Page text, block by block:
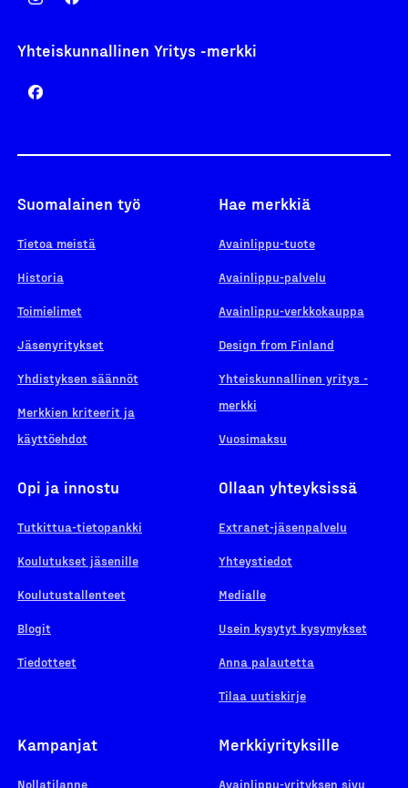
Yhteiskunnallinen Yritys -merkki
Suomalainen työ
Tietoa meistä
Historia
Toimielimet
Jäsenyritykset
Yhdistyksen säännöt
Merkkien kriteerit ja
käyttöehdot
Hae merkkiä
Avainlippu-tuote
Avainlippu-palvelu
Avainlippu-verkkokauppa
Design from Finland
Yhteiskunnallinen yritys -
merkki
Vuosimaksu
Opi ja innostu
Tutkittua-tietopankki
Koulutukset jäsenille
Koulutustallenteet
Blogit
Tiedotteet
Ollaan yhteyksissä
Extranet-jäsenpalvelu
Yhteystiedot
Medialle
Usein kysytyt kysymykset
Anna palautetta
Tilaa uutiskirje
Kampanjat
Nollatilanne
Merkkiyrityksille
Avainlippu-yrityksen sivu